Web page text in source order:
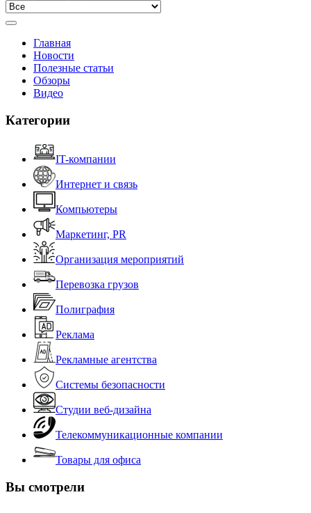
Главная
Новости
Полезные статьи
Обзоры
Видео
Категории
IT-компании
Интернет и связь
Компьютеры
Маркетинг, PR
Организация мероприятий
Перевозка грузов
Полиграфия
Реклама
Рекламные агентства
Системы безопасности
Студии веб-дизайна
Телекоммуникационные компании
Товары для офиса
Вы смотрели